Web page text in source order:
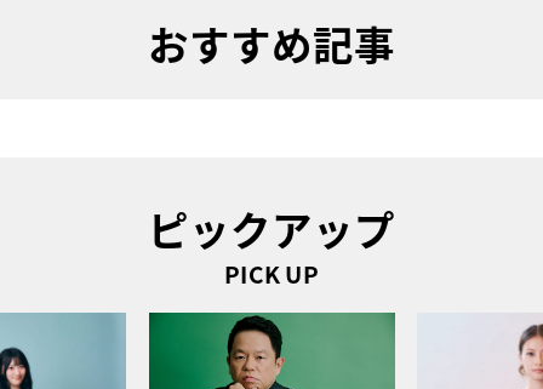
おすすめ記事
ピックアップ
PICK UP